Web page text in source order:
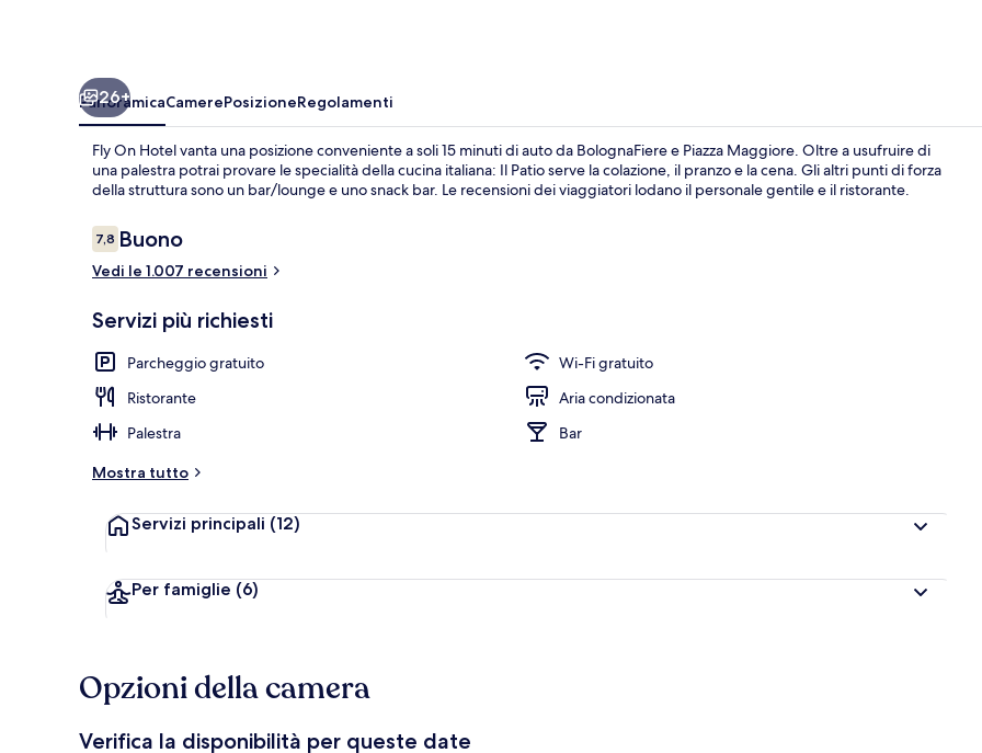
26+
PanoramicaCamerePosizioneRegolamenti
Fly On Hotel vanta una posizione conveniente a soli 15 minuti di auto da BolognaFiere e Piazza Maggiore. Oltre a usufruire di
una palestra potrai provare le specialità della cucina italiana: Il Patio serve la colazione, il pranzo e la cena. Gli altri punti di forza
della struttura sono un bar/lounge e uno snack bar. Le recensioni dei viaggiatori lodano il personale gentile e il ristorante.
Recensioni
7,87,8 su 10
Buono
Vedi le 1.007 recensioni
Servizi più richiesti
Parcheggio gratuito
Wi-Fi gratuito
Ristorante
Aria condizionata
Palestra
Bar
Mostra tutto
Servizi principali (12)
Per famiglie (6)
Opzioni della camera
Verifica la disponibilità per queste date